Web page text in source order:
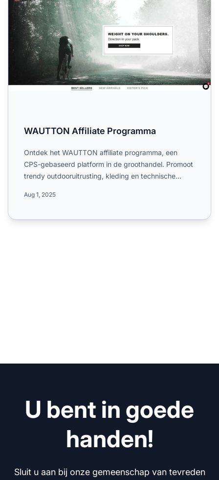
WAUTTON Affiliate Programma
Ontdek het WAUTTON affiliate programma, een
CPS-gebaseerd platform in de groothandel. Promoot
trendy outdooruitrusting, kleding en technische
Aug 1, 2025
U bent in goede
handen!
Sluit u aan bij onze gemeenschap van tevreden